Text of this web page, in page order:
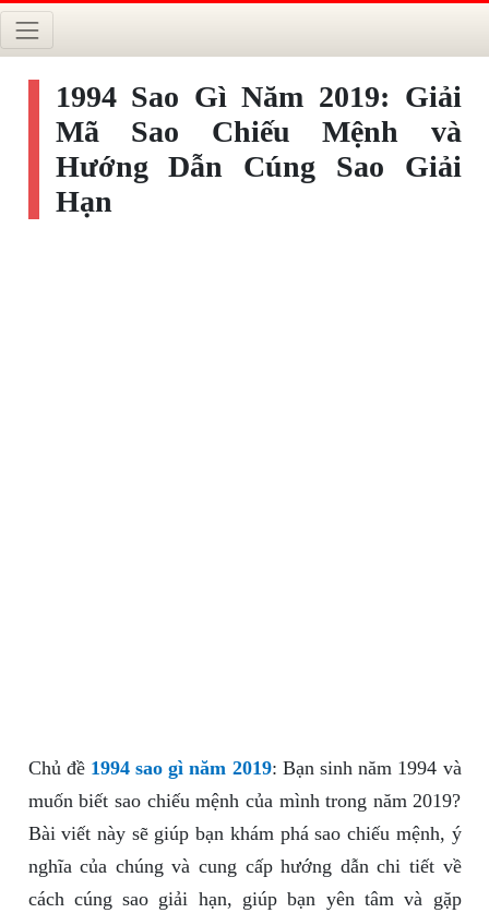
1994 Sao Gì Năm 2019: Giải
Mã Sao Chiếu Mệnh và
Hướng Dẫn Cúng Sao Giải
Hạn
Chủ đề 1994 sao gì năm 2019: Bạn sinh năm 1994 và
muốn biết sao chiếu mệnh của mình trong năm 2019?
Bài viết này sẽ giúp bạn khám phá sao chiếu mệnh, ý
nghĩa của chúng và cung cấp hướng dẫn chi tiết về
cách cúng sao giải hạn, giúp bạn yên tâm và gặp